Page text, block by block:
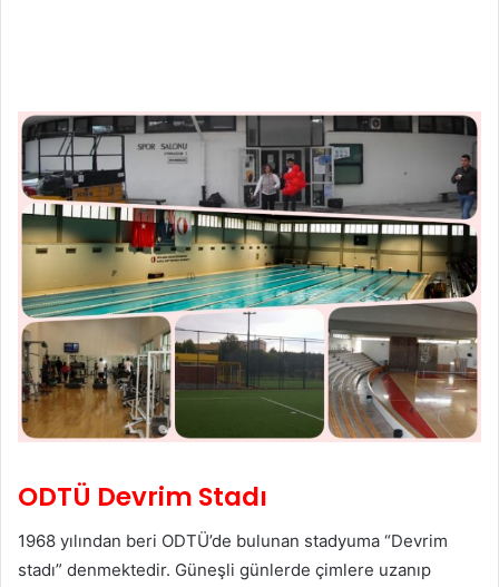
ODTÜ Devrim Stadı
1968 yılından beri ODTÜ’de bulunan stadyuma “Devrim
stadı” denmektedir. Güneşli günlerde çimlere uzanıp